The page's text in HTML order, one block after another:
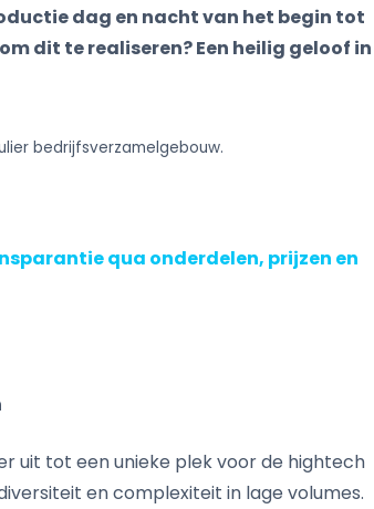
dag en nacht van het begin tot
dit te realiseren? Een heilig geloof in
bedrijfsverzamelgebouw.
qua onderdelen, prijzen en
uit tot een unieke plek voor de hightech
en complexiteit in lage volumes.